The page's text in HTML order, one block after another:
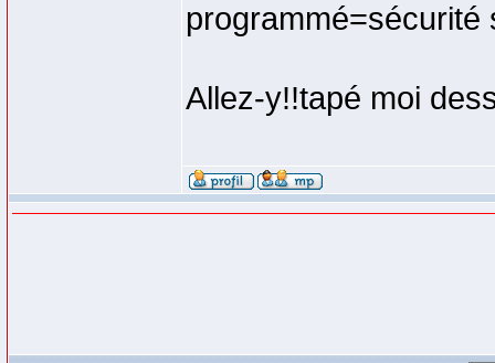
programmé=sécurité
Allez-y!!tapé moi